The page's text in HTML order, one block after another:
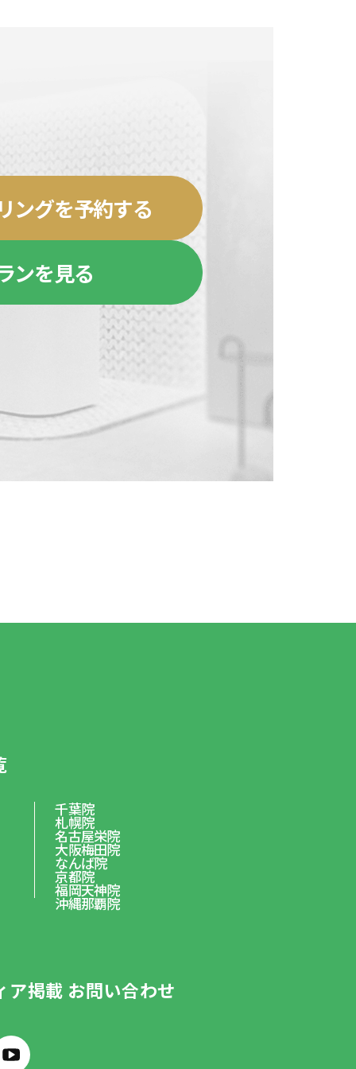
ングを予約する
ンを見る
千葉院
札幌院
名古屋栄院
大阪梅田院
なんば院
京都院
福岡天神院
沖縄那覇院
ア掲載 お問い合わせ